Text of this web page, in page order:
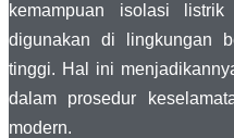
kemampuan isolasi
digunakan di lingkungan
tinggi. Hal ini
dalam prosedur
modern.